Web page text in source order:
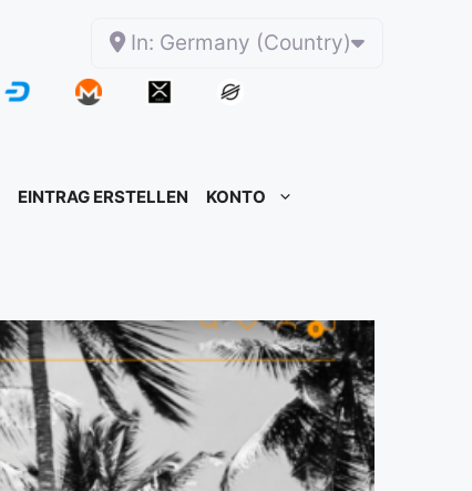
In: Germany (Country)
EINTRAG ERSTELLEN KONTO